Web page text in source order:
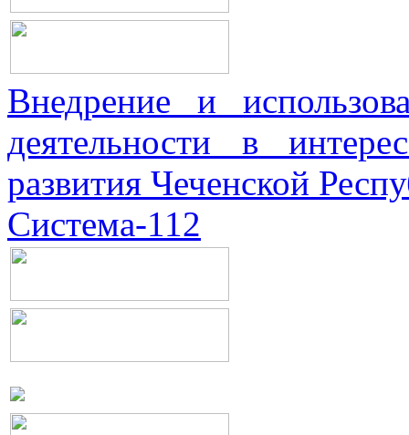
Внедрение и
деятельности в
развития Чеченской
Система-112